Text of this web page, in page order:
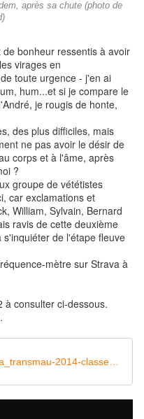
après sa chute (photo de
bonheur ressentis à avoir
virages en
toute urgence - j'en ai
hum...et si je compare le
je rougis de honte,
des plus difficiles, mais
ne pas avoir le désir de
corps et à l'âme, après
?
groupe de vététistes
car exclamations et
William, Sylvain, Bernard
ravis de cette deuxième
de l'étape fleuve
mètre sur Strava à
à consulter ci-dessous.